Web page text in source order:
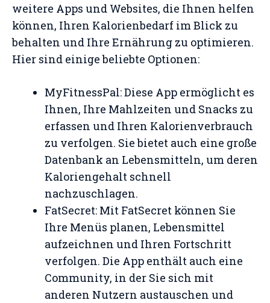
weitere Apps und Websites, die Ihnen helfen
können, Ihren Kalorienbedarf im Blick zu
behalten und Ihre Ernährung zu optimieren.
Hier sind einige beliebte Optionen:
MyFitnessPal: Diese App ermöglicht es
Ihnen, Ihre Mahlzeiten und Snacks zu
erfassen und Ihren Kalorienverbrauch
zu verfolgen. Sie bietet auch eine große
Datenbank an Lebensmitteln, um deren
Kaloriengehalt schnell
nachzuschlagen.
FatSecret: Mit FatSecret können Sie
Ihre Menüs planen, Lebensmittel
aufzeichnen und Ihren Fortschritt
verfolgen. Die App enthält auch eine
Community, in der Sie sich mit
anderen Nutzern austauschen und